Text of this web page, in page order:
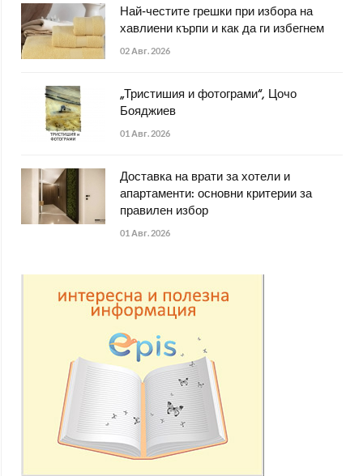
Най-честите грешки при избора на
хавлиени кърпи и как да ги избегнем
02 Авг. 2026
„Тристишия и фотограми“, Цочо
Бояджиев
01 Авг. 2026
Доставка на врати за хотели и
апартаменти: основни критерии за
правилен избор
01 Авг. 2026